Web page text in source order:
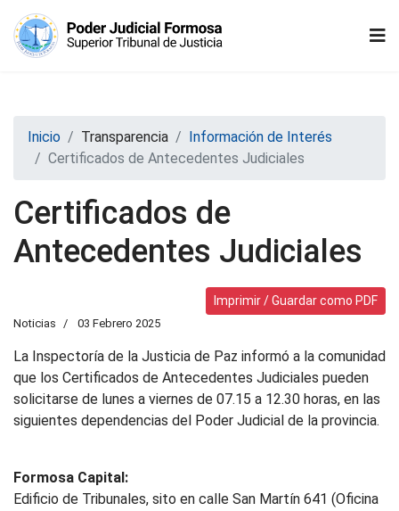
Inicio Transparencia
Información de Interés
Certificados de Antecedentes Judiciales
Certificados de
Antecedentes Judiciales
Imprimir / Guardar como PDF
Noticias 03 Febrero 2025
La Inspectoría de la Justicia de Paz informó a la comunidad
que los Certificados de Antecedentes Judiciales pueden
solicitarse de lunes a viernes de 07.15 a 12.30 horas, en las
siguientes dependencias del Poder Judicial de la provincia.
Formosa Capital:
Edificio de Tribunales, sito en calle San Martín 641 (Oficina